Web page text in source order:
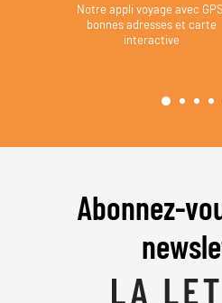
Notre appli voyage avec
bonnes adresses et carte
interactive
Abonnez-